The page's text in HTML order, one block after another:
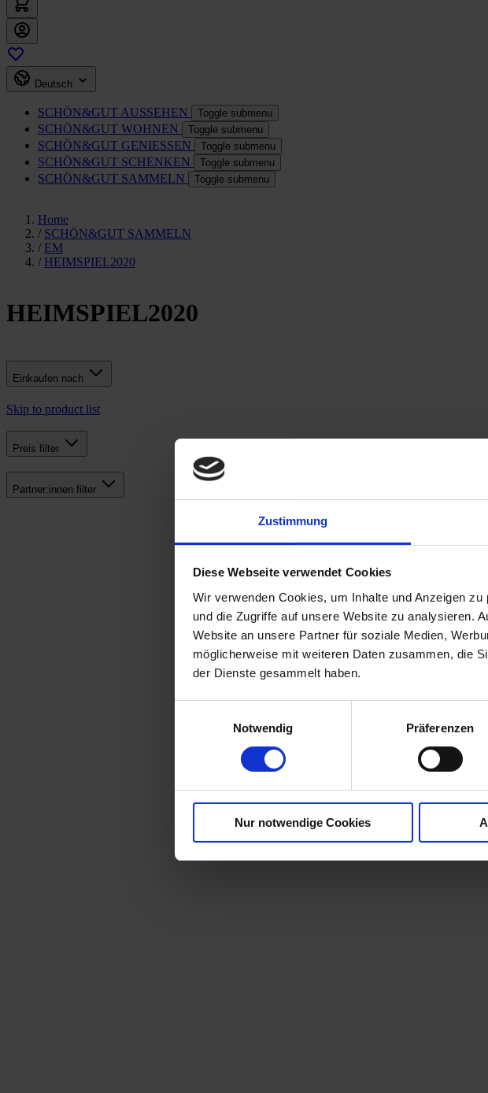
Zustimmung
Diese Webseite verwendet Cookies
Wir verwenden Cookies, um Inhalte und Anzeigen
und die Zugriffe auf unsere Website zu analysieren.
Website an unsere Partner für soziale Medien,
möglicherweise mit weiteren Daten zusammen, die
der Dienste gesammelt haben.
Notwendig
Präferenzen
Nur notwendige Cookies
Deutsch
SCHÖN&GUT AUSSEHEN Toggle submenu
SCHÖN&GUT WOHNEN Toggle submenu
SCHÖN&GUT GENIESSEN Toggle submenu
SCHÖN&GUT SCHENKEN Toggle submenu
SCHÖN&GUT SAMMELN Toggle submenu
Home
/ SCHÖN&GUT SAMMELN
/ EM
/ HEIMSPIEL2020
HEIMSPIEL2020
Einkaufen nach
Skip to product list
Preis filter
Partner:innen filter